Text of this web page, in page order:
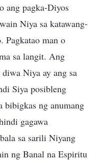
ang pagka-Diyos
Niya sa katawang-
Pagkatao man o
sa langit. Ang
Niya ay ang sa
Siya posibleng
bibigkas ng anumang
gagawa
sa sarili Niyang
ng Banal na Espiritu